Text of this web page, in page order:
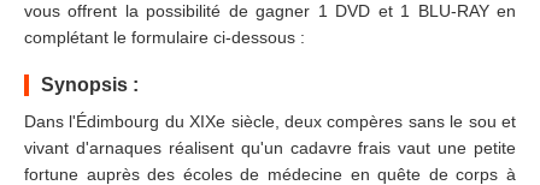
vous offrent la possibilité de gagner 1 DVD et 1 BLU-RAY en
complétant le formulaire ci-dessous :
Synopsis :
Dans l'Édimbourg du XIXe siècle, deux compères sans le sou et
vivant d'arnaques réalisent qu'un cadavre frais vaut une petite
fortune auprès des écoles de médecine en quête de corps à